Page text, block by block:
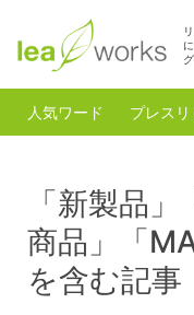
グ
人気ワード プレスリ
「新製品
商品」「
を含む記事